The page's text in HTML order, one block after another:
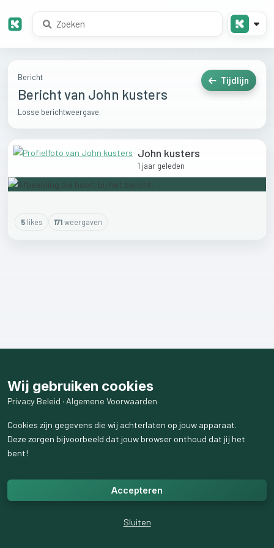
Bericht
Bericht van John kusters
Losse berichtweergave.
Tijdlijn
John kusters
1 jaar geleden
5likes 171weergaven
Wij gebruiken cookies
Privacy Beleid · Algemene Voorwaarden
Cookies zijn gegevens die wij achterlaten op jouw apparaat.
Deze zorgen bijvoorbeeld dat jouw browser onthoud dat jij het
bent!
Accepteren
Sluiten